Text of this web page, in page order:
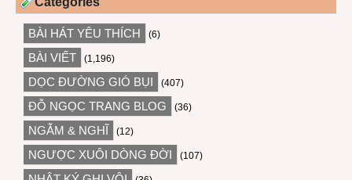
BÀI HÁT YÊU THÍCH (6)
BÀI VIẾT (1,196)
DỌC ĐƯỜNG GIÓ BỤI (407)
ĐỖ NGỌC TRANG BLOG (36)
NGẪM & NGHĨ (12)
NGƯỢC XUÔI DÒNG ĐỜI (107)